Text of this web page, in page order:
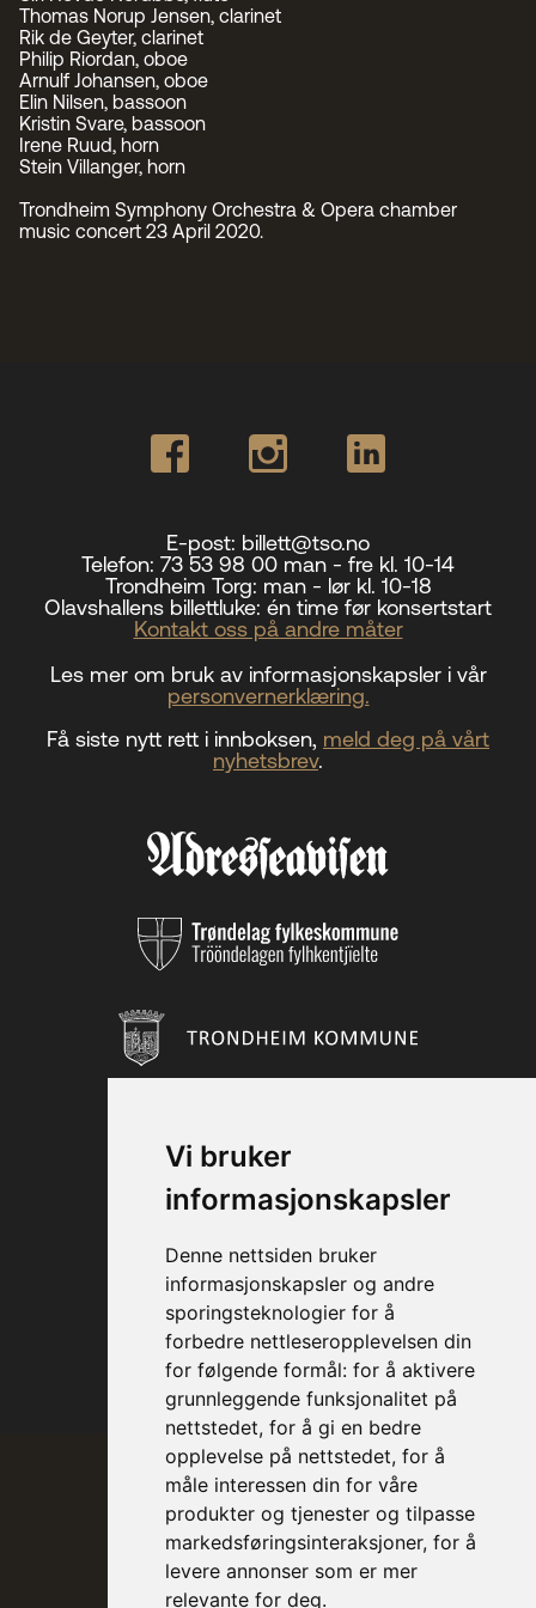
Vi bruker
informasjonskapsler
Denne nettsiden bruker
informasjonskapsler og andre
sporingsteknologier for å
forbedre nettleseropplevelsen din
for følgende formål: for å aktivere
grunnleggende funksjonalitet på
nettstedet, for å gi en bedre
opplevelse på nettstedet, for å
måle interessen din for våre
produkter og tjenester og tilpasse
markedsføringsinteraksjoner, for å
levere annonser som er mer
relevante for deg.
TSOs venner
Bærekraft & samfunn
TSO mot 2030
Opera
Barn & unge
TSO talent
Princess Astrid International Music Competition
Jobbe hos oss
Samarbeidspartnere
Nyheter
Thomas Norup Jensen, clarinet
Rik de Geyter, clarinet
Philip Riordan, oboe
Arnulf Johansen, oboe
Elin Nilsen, bassoon
Kristin Svare, bassoon
Irene Ruud, horn
Stein Villanger, horn
Trondheim Symphony Orchestra & Opera chamber
music concert 23 April 2020.
E-post: billett@tso.no
Telefon: 73 53 98 00 man - fre kl. 10-14
Trondheim Torg: man - lør kl. 10-18
Olavshallens billettluke: én time før konsertstart
Kontakt oss på andre måter
Les mer om bruk av informasjonskapsler i vår
personvernerklæring.
Få siste nytt rett i innboksen, meld deg på vårt
nyhetsbrev.